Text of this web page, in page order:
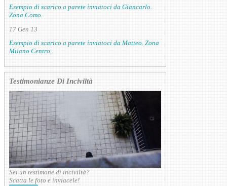
Esempio di scarico a parete inviatoci da Giancarlo.
Zona Como.
17 Gen 13
Esempio di scarico a parete inviatoci da Matteo. Zona
Milano Centro.
Testimonianze Di Inciviltà
Sei un testimone di inciviltà?
Scatta le foto e inviacele!